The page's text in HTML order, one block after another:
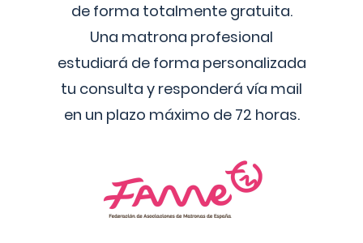
de forma totalmente gratuita.
Una matrona profesional
estudiará de forma personalizada
tu consulta y responderá vía mail
en un plazo máximo de 72 horas.